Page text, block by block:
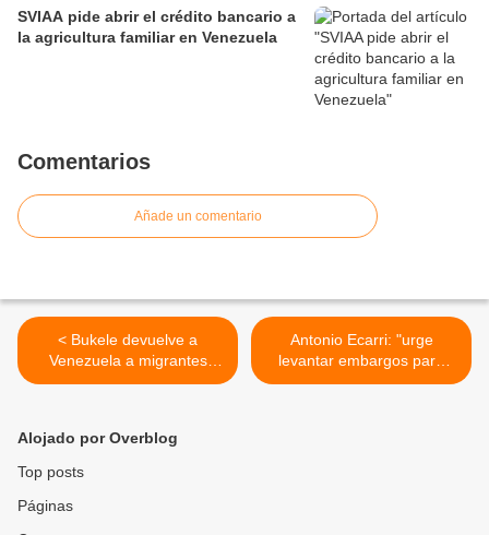
SVIAA pide abrir el crédito bancario a
la agricultura familiar en Venezuela
Comentarios
Añade un comentario
< Bukele devuelve a
Venezuela a migrantes
deportados por EE.UU. a El
350 presos venezolanos
Antonio Ecarri: "urge
levantar embargos para
evitar la proliferación del
Alojado por Overblog
Top posts
Páginas